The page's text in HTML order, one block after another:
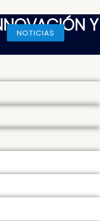
NOTICIAS
Y